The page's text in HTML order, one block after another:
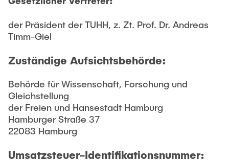
Lehre und Lernen
Best Practices Lehre
Hochschuldidaktik - ZLL
LearnING Center
WorkINGLab / Makerspace
Interdisziplinärer Workshop des FSP
„Biobasierte Prozesse und
Reaktortechnologien“
Studienbereich FIT
Institute im Überblick
der Präsident der TUHH, z. Zt. Prof. Dr. Andreas
Timm-Giel
Zuständige Aufsichtsbehörde:
Behörde für Wissenschaft, Forschung und
Gleichstellung
der Freien und Hansestadt Hamburg
Hamburger Straße 37
22083 Hamburg
Umsatzsteuer-Identifikationsnummer: